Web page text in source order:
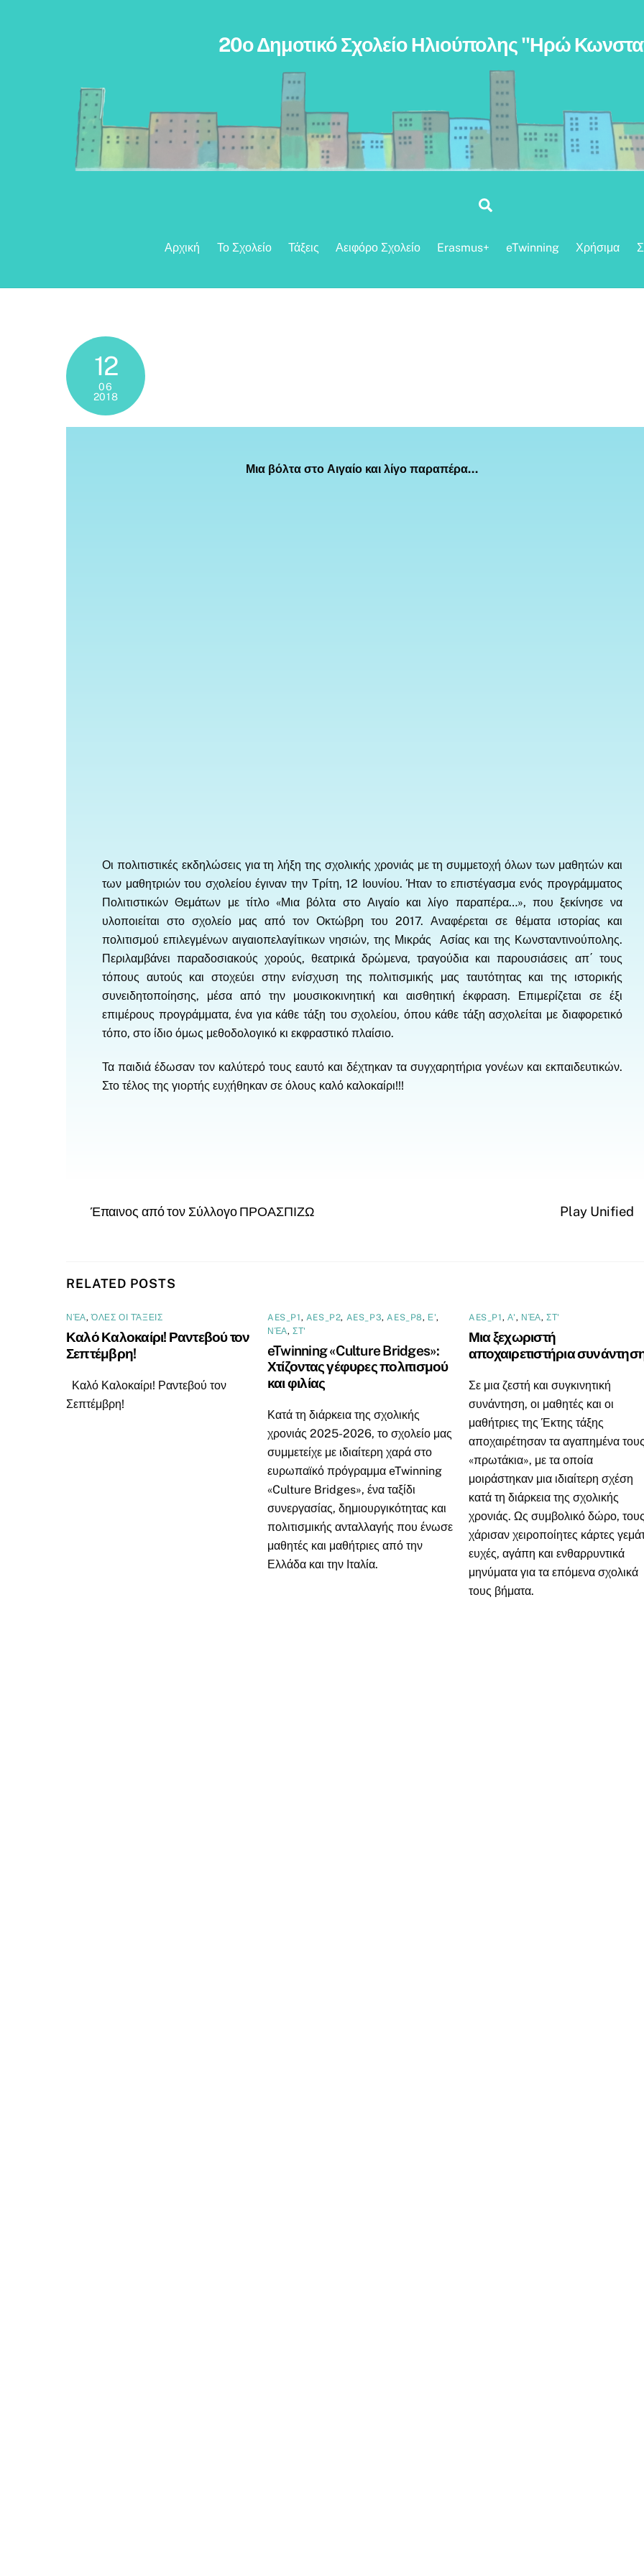
20ο Δημοτικό Σχολείο Ηλιούπολης "Ηρώ
Αρχική Το Σχολείο Τάξεις Αειφόρο Σχολείο Erasmus+ eTwinning Χρήσιμα
12
06
2018
Μια βόλτα στο Αιγαίο και λίγο παραπέρα…
Οι πολιτιστικές εκδηλώσεις για τη λήξη της σχολικής χρονιάς με τη συμμετοχή όλων των μαθητών και
των μαθητριών του σχολείου έγιναν την Τρίτη, 12 Ιουνίου. Ήταν το επιστέγασμα ενός προγράμματος
Πολιτιστικών Θεμάτων με τίτλο «Μια βόλτα στο Αιγαίο και λίγο παραπέρα…», που ξεκίνησε να
υλοποιείται στο σχολείο μας από τον Οκτώβρη του 2017. Αναφέρεται σε θέματα ιστορίας και
πολιτισμού επιλεγμένων αιγαιοπελαγίτικων νησιών, της Μικράς Ασίας και της Κωνσταντινούπολης.
Περιλαμβάνει παραδοσιακούς χορούς, θεατρικά δρώμενα, τραγούδια και παρουσιάσεις απ΄ τους
τόπους αυτούς και στοχεύει στην ενίσχυση της πολιτισμικής μας ταυτότητας και της ιστορικής
συνειδητοποίησης, μέσα από την μουσικοκινητική και αισθητική έκφραση. Επιμερίζεται σε έξι
επιμέρους προγράμματα, ένα για κάθε τάξη του σχολείου, όπου κάθε τάξη ασχολείται με διαφορετικό
τόπο, στο ίδιο όμως μεθοδολογικό κι εκφραστικό πλαίσιο.
Τα παιδιά έδωσαν τον καλύτερό τους εαυτό και δέχτηκαν τα συγχαρητήρια γονέων και εκπαιδευτικών.
Στο τέλος της γιορτής ευχήθηκαν σε όλους καλό καλοκαίρι!!!
Έπαινος από τον Σύλλογο ΠΡΟΑΣΠΙΖΩ Play Unified
RELATED POSTS
ΝΈΑ,ΌΛΕΣ ΟΙ ΤΆΞΕΙΣ
Καλό Καλοκαίρι! Ραντεβού τον
Σεπτέμβρη!
Καλό Καλοκαίρι! Ραντεβού τον
Σεπτέμβρη!
AES_P1 , AES_P2, AES_P3,AES_P8, Ε',
ΝΈΑ,ΣΤ'
eTwinning «Culture Bridges»:
Χτίζοντας γέφυρες πολιτισμού
και φιλίας
Κατά τη διάρκεια της σχολικής
χρονιάς 2025-2026, το σχολείο μας
συμμετείχε με ιδιαίτερη χαρά στο
ευρωπαϊκό πρόγραμμα eTwinning
«Culture Bridges», ένα ταξίδι
συνεργασίας, δημιουργικότητας και
πολιτισμικής ανταλλαγής που ένωσε
μαθητές και μαθήτριες από την
Ελλάδα και την Ιταλία.
AES_P1 , Α', ΝΈΑ,ΣΤ'
Μια ξεχωριστή
αποχαιρετιστήρια
Σε μια ζεστή και συγκινητική
συνάντηση, οι μαθητές και οι
μαθήτριες της Έκτης τάξης
αποχαιρέτησαν τα αγαπημένα τους
«πρωτάκια», με τα οποία
μοιράστηκαν μια ιδιαίτερη σχέση
κατά τη διάρκεια της σχολικής
χρονιάς. Ως συμβολικό δώρο, τους
χάρισαν χειροποίητες κάρτες
ευχές, αγάπη και ενθαρρυντικά
μηνύματα για τα επόμενα σχολικά
τους βήματα.